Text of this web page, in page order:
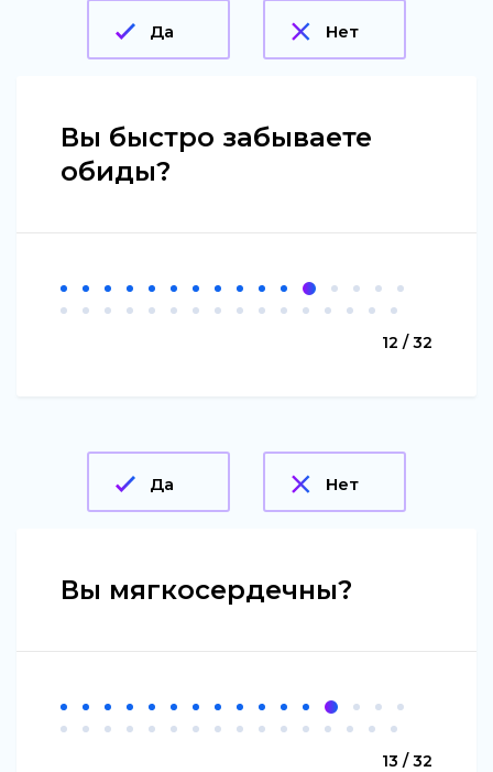
Да Нет
Вы быстро забываете
обиды?
12 / 32
Да Нет
Вы мягкосердечны?
13 / 32